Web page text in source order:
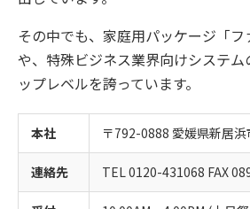
その中でも、家庭用パッケージ「フ
や、特殊ビジネス業界向けシステ
ップレベルを誇っています。
本社 〒792-0888 愛媛県新居
連絡先 TEL 0120-431068 FAX